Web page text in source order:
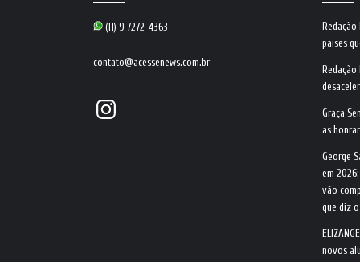
(11) 9 7272-4363
contato@acessenews.com.br
Instagram
Redação
países
Redação
Graça
as
George
em
vão
que diz
novos